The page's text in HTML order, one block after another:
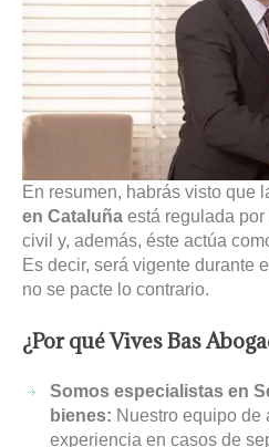
En resumen, habrás visto que
en Cataluña está regulada
civil y, además, éste actúa
Es decir, será vigente durante
no se pacte lo contrario.
¿Por qué Vives Bas
Somos especialistas en
bienes: Nuestro equipo de
experiencia en casos de